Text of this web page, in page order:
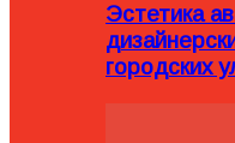
Эстетика
городских